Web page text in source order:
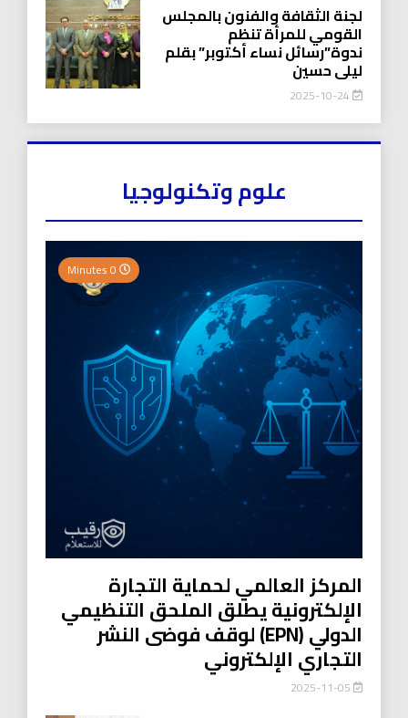
لجنة الثقافة والفنون بالمجلس
القومي للمرأة تنظم
ندوة”رسائل نساء أكتوبر” بقلم
ليلى حسين
2025-10-24
علوم وتكنولوجيا
المركز العالمي لحماية التجارة
الإلكترونية يطلق الملحق التنظيمي
الدولي (EPN) لوقف فوضى النشر
التجاري الإلكتروني